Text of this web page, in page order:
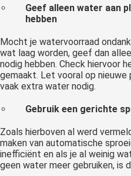
Geef alleen water aan
hebben
Mocht je watervoorraad
wat laag worden, geef dan
nodig hebben. Check hiervoor
gemaakt. Let vooral op nieuwe
vaak extra water nodig.
Gebruik een gerichte
Zoals hierboven al werd
maken van automatische
inefficiënt en als je al weinig
geen water meer gebruiken, is